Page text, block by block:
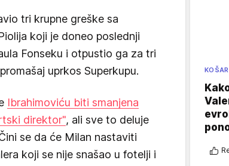
tri krupne greške sa
koji je doneo poslednji
Fonseku i otpustio ga za tri
uprkos Superkupu.
Ibrahimoviću biti smanjena
direktor", ali sve to deluje
se da će Milan nastaviti
koji se nije snašao u fotelji i